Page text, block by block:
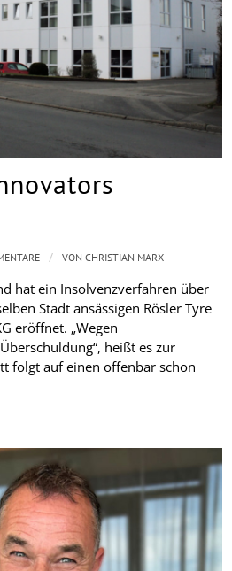
hat ein Insolvenzverfahren über
Stadt ansässigen Rösler Tyre
eröffnet. „Wegen
heißt es zur
folgt auf einen offenbar schon
/ VONCHRISTIAN MARX